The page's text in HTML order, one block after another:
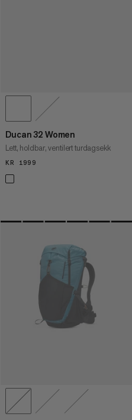
Ducan 32 Women
Lett, holdbar, ventilert turdagsekk
KR 1999